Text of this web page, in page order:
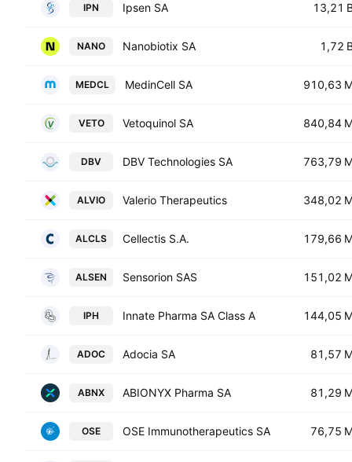
IPN Ipsen SA 13,21
NANO Nanobiotix SA 1,72
MEDCL MedinCell SA 910,63
VETO Vetoquinol SA 840,84
DBV DBV Technologies SA 763,79
ALVIO Valerio Therapeutics 348,02
ALCLS Cellectis S.A. 179,66
ALSEN Sensorion SAS 151,02
IPH Innate Pharma SA Class A 144,05
ADOC Adocia SA 81,57
ABNX ABIONYX Pharma SA 81,29
OSE OSE Immunotherapeutics SA 76,75